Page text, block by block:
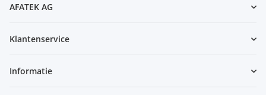
AFATEK AG
Klantenservice
Informatie